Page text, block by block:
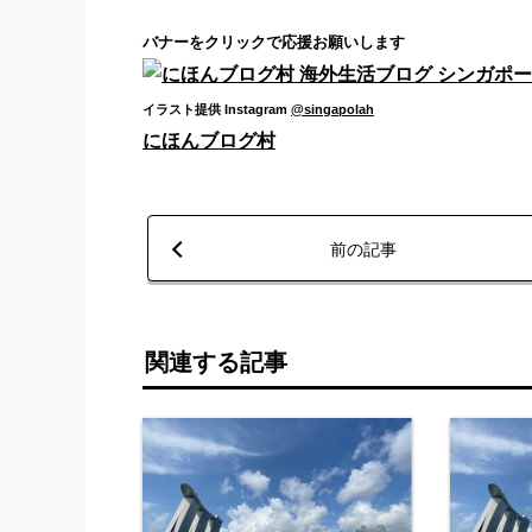
バナーをクリックで応援お願いします
イラスト提供 Instagram @singapolah
にほんブログ村
前の記事
関連する記事